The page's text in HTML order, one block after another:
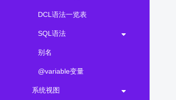
DCL语法一览表
SQL语法
别名
@variable变量
系统视图